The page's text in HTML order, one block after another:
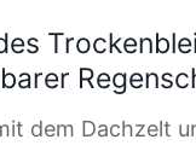
dem Dachzelt